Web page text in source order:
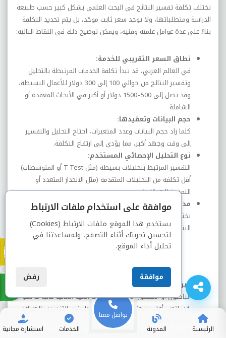
الرئيسية المدونة
تواصل معنا
الخدمات
استشارة مجانية
تختلف تكلفة تفسير النتائج في البحث العلمي بشكل كبير حسب طبيعة
الدراسة ومتطلباتها، ولا يوجد سعر ثابت موحّد، بل يتم تحديد التكلفة
بناءً على عدة عوامل علمية وفنية، ويمكن توضيح ذلك في النقاط التالية:
نطاق السعر التقريبي للخدمة:
في العالم العربي، قد تبدأ تكلفة الخدمات المرتبطة بالتحليل
وتفسير النتائج من حوالي 100 إلى 300 دولار للأعمال البسيطة،
وقد تصل إلى 500–1500 دولار أو أكثر في الأبحاث المعقدة أو
الشاملة
حجم البيانات وتعقيدها:
كلما زاد حجم البيانات وعدد المتغيرات، احتاج التحليل والتفسير
إلى وقت وجهد أكبر، مما يؤدي إلى ارتفاع التكلفة.
نوع التحليل الإحصائي المستخدم:
التفسير المرتبط بتحليلات بسيطة (مثل T-Test أو المتوسطات)
أقل تكلفة من التحليلات المتقدمة (مثل الانحدار المتعدد أو
النمذجة الهيكلية)
مدى شمول الخدمة:
تختلف التكلفة حسب ما إذا كانت الخدمة تشمل فقط تفسير
النتائج، أو تشمل أيضًا:
التحليل الإحصائي
كتابة فصل النتائج والمناقشة
الربط بالدراسات السابقة
خبرة المختص الأكاديمي:
الباحثون أو المحللون ذوو الخبرة الأكاديمية العالية غالبًا ما تكون
خدماتهم أعلى سعرًا مقابل جودة أفضل في التفسير والصياغة.
سرعة التسليم:
الطلبات العاجلة التي تحتاج إلى إنجاز سريع قد تتطلب رسومًا
موافقة على استخدام ملفات الارتباط
يستخدم هذا الموقع ملفات الارتباط (Cookies)
لتحسين تجربتك أثناء التصفح، ولمساعدتنا في
تحليل أداء الموقع.
موافقة رفض